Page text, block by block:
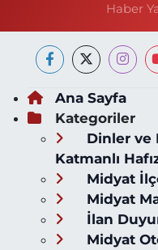
Haber
Ana Sayfa
Kategoriler
Dinler ve
Katmanlı
Midyat
Midyat
İlan
Midyat